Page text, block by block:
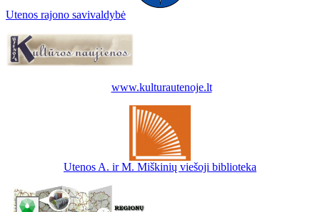
Utenos rajono savivaldybė
www.kulturautenoje.lt
Utenos A. ir M. Miškinių viešoji biblioteka